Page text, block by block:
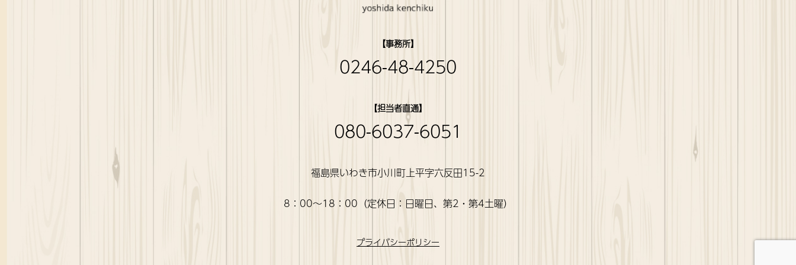
【事務所】
0246-48-4250
【担当者直通】
080-6037-6051
福島県いわき市小川町上平字六反田15-2
8：00〜18：00（定休日：日曜日、第2・第4土曜）
プライバシーポリシー